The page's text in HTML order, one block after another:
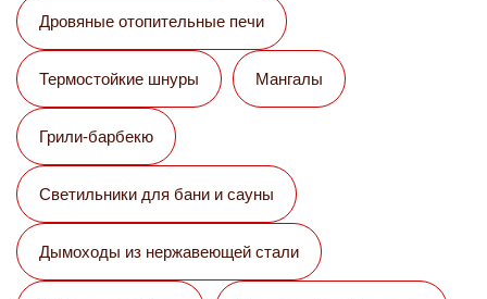
Дровяные отопительные печи
Термостойкие шнуры Мангалы
Грили-барбекю
Светильники для бани и сауны
Дымоходы из нержавеющей стали